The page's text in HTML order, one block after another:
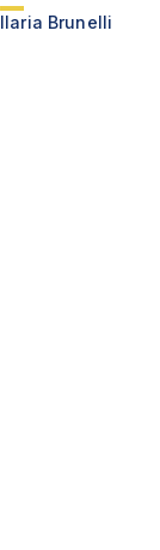
Ilaria Brunelli